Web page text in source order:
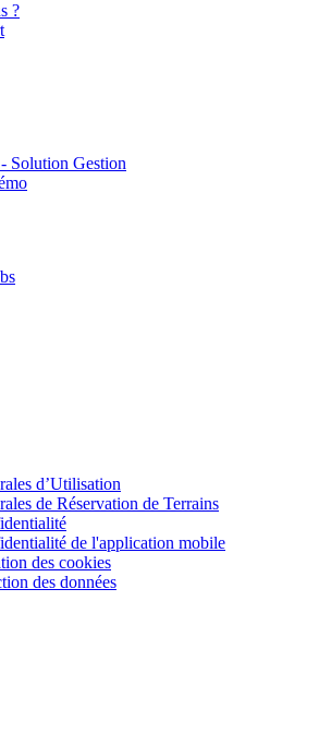
?
Solution Gestion
d’Utilisation
de Réservation de Terrains
de l'application mobile
des cookies
des données